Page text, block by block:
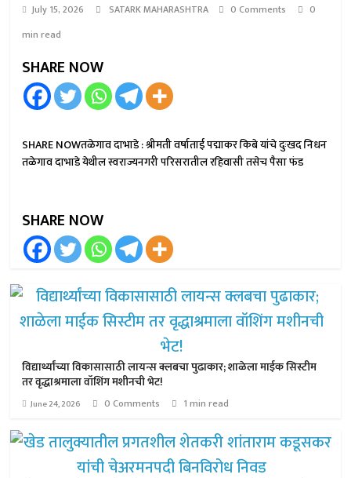
July 15, 2026 SATARK MAHARASHTRA 0 Comments
0
min read
SHARE NOW
SHARE NOWतळेगाव दाभाडे : श्रीमती वर्षाताई पद्माकर किबे यांचे दुःखद निधन
तळेगाव दाभाडे येथील स्वराज्यनगरी परिसरातील रहिवासी तसेच पैसा फंड
SHARE NOW
विद्यार्थ्यांच्या विकासासाठी लायन्स क्लबचा पुढाकार; शाळेला माईक सिस्टीम
तर वृद्धाश्रमाला वॉशिंग मशीनची भेट!
June 24, 2026 0 Comments 1 min read